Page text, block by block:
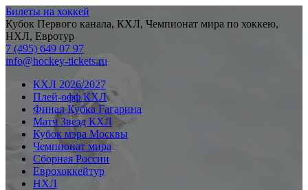
Билеты на хоккей
Кубок Первого канала, КХЛ, Чемпионат мира по хоккею,
НХЛ, Евротур
7 (495) 649 07 97
info@hockey-tickets.ru
КХЛ 2026/2027
Плей-офф КХЛ
Финал Кубка Гагарина
Матч Звезд КХЛ
Кубок мэра Москвы
Чемпионат мира
Сборная России
Еврохоккейтур
НХЛ